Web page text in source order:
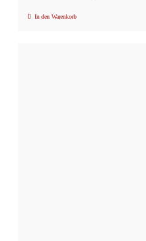
In den Warenkorb